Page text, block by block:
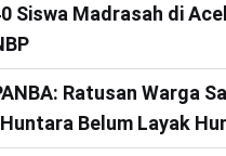
Siswa Madrasah di
Ratusan Warga
Belum Layak